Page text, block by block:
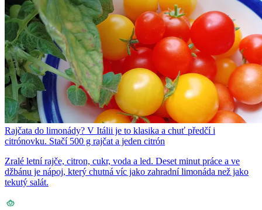
Rajčata do limonády? V Itálii je to klasika a chuť předčí i
citrónovku. Stačí 500 g rajčat a jeden citrón
Zralé letní rajče, citron, cukr, voda a led. Deset minut práce a ve
džbánu je nápoj, který chutná víc jako zahradní limonáda než jako
tekutý salát.